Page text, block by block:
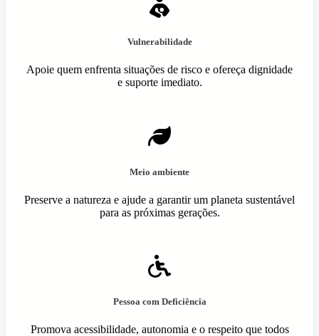
Vulnerabilidade
Apoie quem enfrenta situações de risco e ofereça dignidade
e suporte imediato.
Meio ambiente
Preserve a natureza e ajude a garantir um planeta sustentável
para as próximas gerações.
Pessoa com Deficiência
Promova acessibilidade, autonomia e o respeito que todos